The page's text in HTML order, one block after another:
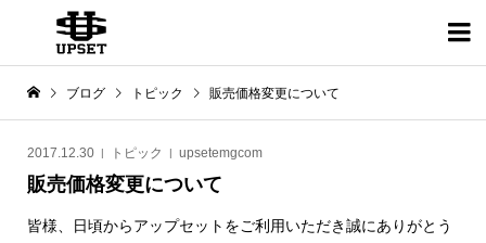

ブログ トピック 販売価格変更について
2017.12.30 トピック upsetemgcom
販売価格変更について
皆様、日頃からアップセットをご利用いただき誠にありがとう